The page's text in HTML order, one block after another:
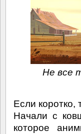
Не все
Если коротко,
Начали с
которое